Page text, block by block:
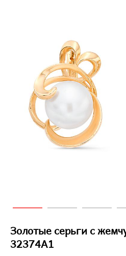
Золотые серьги с
32374A1